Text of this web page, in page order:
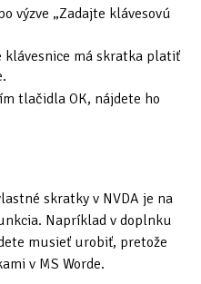
výzve „Zadajte klávesovú
klávesnice má skratka platiť
tlačidla OK, nájdete ho
skratky v NVDA je na
Napríklad v doplnku
musieť urobiť, pretože
v MS Worde.